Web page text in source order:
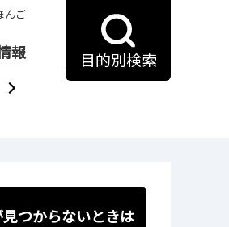
んご
報 目的別検索
つからないときは